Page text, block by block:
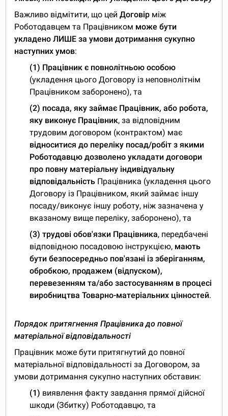
Важливо відмітити, що цейДоговір між
Роботодавцем та Працівником може бути
укладено ЛИШЕ за умови дотримання сукупно
наступних умов:
(1) Працівник є повнолітньою особою
(укладення цього Договору із неповнолітнім
Працівником заборонено), та
(2) посада, яку займає Працівник, або робота,
яку виконує Працівник, за відповідним
трудовим договором (контрактом) має
відноситися до переліку посад/робіт з якими
Роботодавцю дозволено укладати договори
про повну матеріальну індивідуальну
відповідальність Працівника (укладення цього
Договору із Працівником, який займає іншу
посаду/виконує іншу роботу, ніж зазначена у
вказаному вище переліку, заборонено), та
(3) трудові обов'язки Працівника, передбачені
відповідною посадовою інструкцією, мають
бути безпосередньо пов'язані із зберіганням,
обробкою, продажем (відпуском),
перевезенням та/або застосуванням в процесі
виробництва Товарно-матеріальних цінностей.
Порядок притягнення Працівника до повної
матеріальної відповідальності
Працівник може бути притягнутий до повної
матеріальної відповідальності за Договором, за
умови дотримання сукупно наступних обставин:
(1) виявлення факту завдання прямої дійсної
шкоди (Збитку) Роботодавцю, та